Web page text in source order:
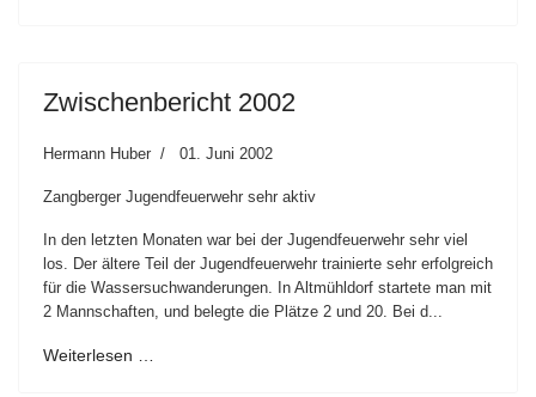
Zwischenbericht 2002
Hermann Huber 01. Juni 2002
Zangberger Jugendfeuerwehr sehr aktiv
In den letzten Monaten war bei der Jugendfeuerwehr sehr viel
los. Der ältere Teil der Jugendfeuerwehr trainierte sehr erfolgreich
für die Wassersuchwanderungen. In Altmühldorf startete man mit
2 Mannschaften, und belegte die Plätze 2 und 20. Bei d...
Weiterlesen …